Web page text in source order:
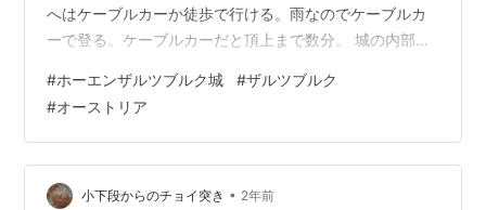
へはケーブルカーか徒歩で行ける。雨なのでケーブルカ
ーで登る。ケーブルカーだと頂上まで数分。 城の内部
ルツブルクの街が一望でき、その眺めは一見の価値あ
り。 街の裏手は、山間の町が広がる。まさに「サウン
ド・オブ・ミュージック」の世界。晴れていればもっと
もっと素敵なんだけどねえ。 こちらも曇天の旧市街の眺
め。世界遺産になっている旧市街には、近代建築が一切
#ホーエンザルツブルク城 #ザルツブルク
#オーストリア
小下段からのチョイ突き • 2年前